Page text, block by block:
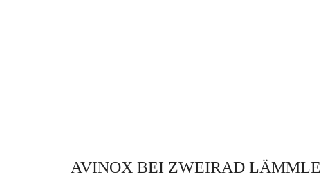
AVINOX BEI ZWEIRAD LÄMMLE